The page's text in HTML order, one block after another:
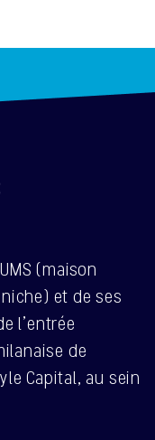
(maison
et de ses
l’entrée
de
Capital, au sein